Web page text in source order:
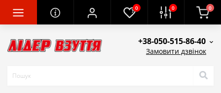
0 0 0
+38-050-515-86-40
Замовити дзвінок